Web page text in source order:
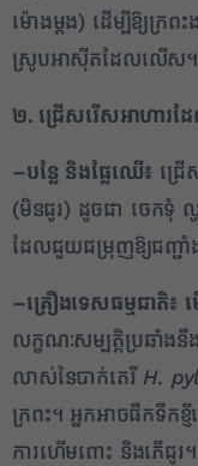
ម៉ោងម្តង) ដើម្បីឱ្យក្រ
ស្រូបអាស៊ីតដែលលើស។
២. ជ្រើសរើសអាហា
–បន្លែ និងផ្លែឈើ៖ ជ្រ
(មិនជូរ) ដូចជា ចេកទុំ ល្
ដែលជួយជម្រុញឱ្យជញ្ជាំ
–គ្រឿងទេសធម្មជាតិ៖
លក្ខណៈសម្បត្តិប្រឆាំង
លាស់នៃបាក់តេរី H.
ក្រពះ។ អ្នកអាចផឹកទឹក
ការហើមពោះ និងភើជូរ។